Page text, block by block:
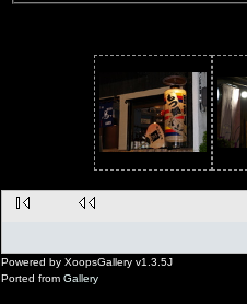
Powered by XoopsGallery v1.3.5J
Ported from Gallery